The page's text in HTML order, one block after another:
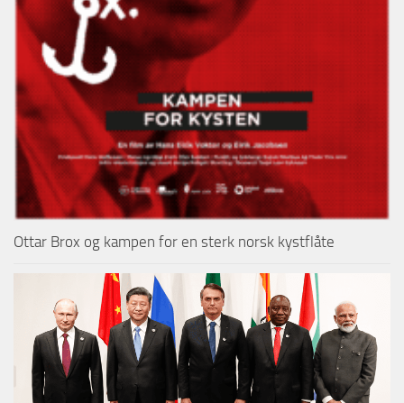
Ottar Brox og kampen for en sterk norsk kystflåte